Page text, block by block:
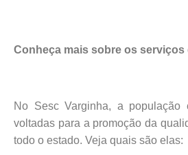
Conheça mais sobre os serviços
No Sesc Varginha, a população
voltadas para a promoção da
todo o estado. Veja quais são elas: